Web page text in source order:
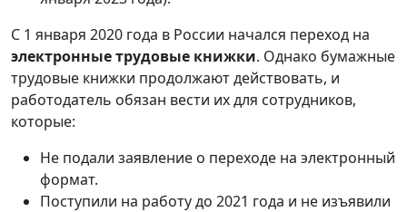
С 1 января 2020 года в России начался переход на
электронные трудовые книжки. Однако бумажные
трудовые книжки продолжают действовать, и
работодатель обязан вести их для сотрудников,
которые:
Не подали заявление о переходе на электронный
формат.
Поступили на работу до 2021 года и не изъявили